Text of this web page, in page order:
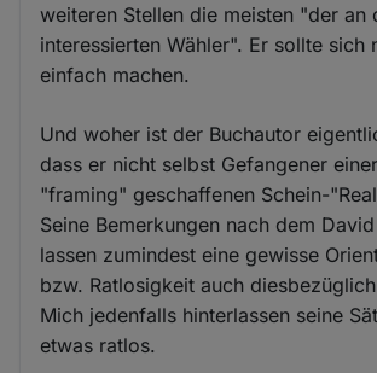
weiteren Stellen die meisten "der an
interessierten Wähler". Er sollte sich
einfach machen.
Und woher ist der Buchautor
dass er nicht selbst Gefangener
"framing" geschaffenen Schein-
Seine Bemerkungen nach dem
lassen zumindest eine gewisse
bzw. Ratlosigkeit auch
Mich jedenfalls hinterlassen seine
etwas ratlos.